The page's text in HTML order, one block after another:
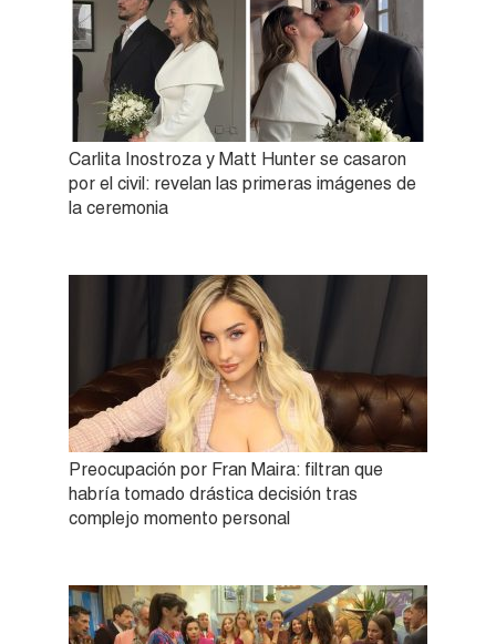
Carlita Inostroza y Matt Hunter se casaron
por el civil: revelan las primeras imágenes de
la ceremonia
Preocupación por Fran Maira: filtran que
habría tomado drástica decisión tras
complejo momento personal